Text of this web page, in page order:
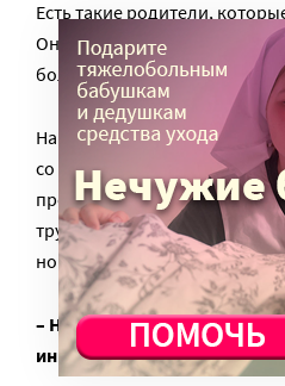
Есть такие родители,
Они пытаются добиться для
большего.
Например, есть
со своими программами
проблемы с
трудно заводить себе
но родители хотят, чтобы за
– Насколько хорошо
инклюзивных классах?